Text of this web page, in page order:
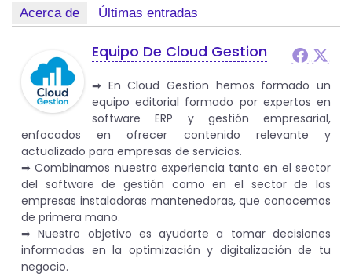
Acerca de Últimas entradas
Equipo De Cloud Gestion
➡︎ En Cloud Gestion hemos formado un
equipo editorial formado por expertos en
software ERP y gestión empresarial,
enfocados en ofrecer contenido relevante y
actualizado para empresas de servicios.
➡︎ Combinamos nuestra experiencia tanto en el sector
del software de gestión como en el sector de las
empresas instaladoras mantenedoras, que conocemos
de primera mano.
➡︎ Nuestro objetivo es ayudarte a tomar decisiones
informadas en la optimización y digitalización de tu
negocio.